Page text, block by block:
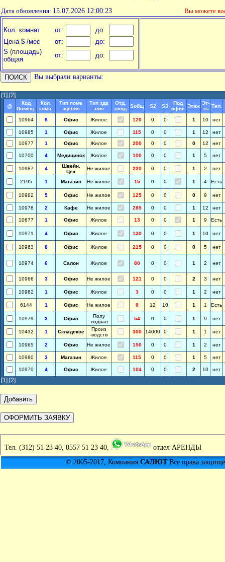
Дата обновления: 15.07.2026 12:00:23 Вы можете
Кол. комнат от:
до:
Цена $ /мес
от:
до:
S (площадь)
общая
от: до:
Вы выбрали варианты:
[1] [2]
@
Код
Помещ.
Кол.
комн.
Тип поме
-щения
Тип зда
-ния
Отд.
вход
Soбщ S2 S3
Под
офис Этаж
Эт-
ть Тел.
10964 8 Офис Жилое 120 0 0 1 10 нет
10985 1 Офис Жилое 115 0 0 1 12
нет
10977
1 Офис Жилое 200 0 0 0 12 нет
10700 4 Медицинск Жилое 100 0 0 1 5 нет
10987 4
Швейн.
Цех
Не жилое 220 0 0 1 2 нет
2195 1 Магазин Не жилое 15 0 0 1 4 Есть
10982 5 Офис Не жилое 125 0 0 0 9 нет
10978 2 Кафе Не жилое 285 0 0 1 12 нет
10677 1 Офис Жилое 13 0 0 1 9 Есть
10971 4 Офис Жилое 130 0 0 1 10 нет
10963 8 Офис Жилое 215 0 0 0 5 нет
10974 6 Салон Жилое 80 0 0 1 2 нет
10966 3 Офис Не жилое 121 0 0 2 3 нет
10962 1 Офис Жилое 3 0 0 1 2 нет
6144 1 Офис Не жилое 8 12 10 1 1 Есть
10979 3 Офис
Полу
-подвал
54 0 0 1 9 нет
10432 1 Складское
Произ
-водств
300 14000 0 1 1 нет
10965 2 Офис Не жилое 150 0 0 1 2 нет
10980 3 Магазин Жилое 115 0 0 1 5 нет
10970 4 Офис Жилое 104 0 0 2 10 нет
[1] [2]
Тел. (312) 51 23 40, 0557 51 23 40,
отдел АРЕНДЫ
© 2005-2017, Компания САЛЮТВсе права